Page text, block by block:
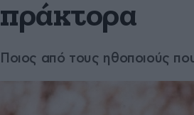
πράκτορα
Ποιος από τους ηθοποιούς